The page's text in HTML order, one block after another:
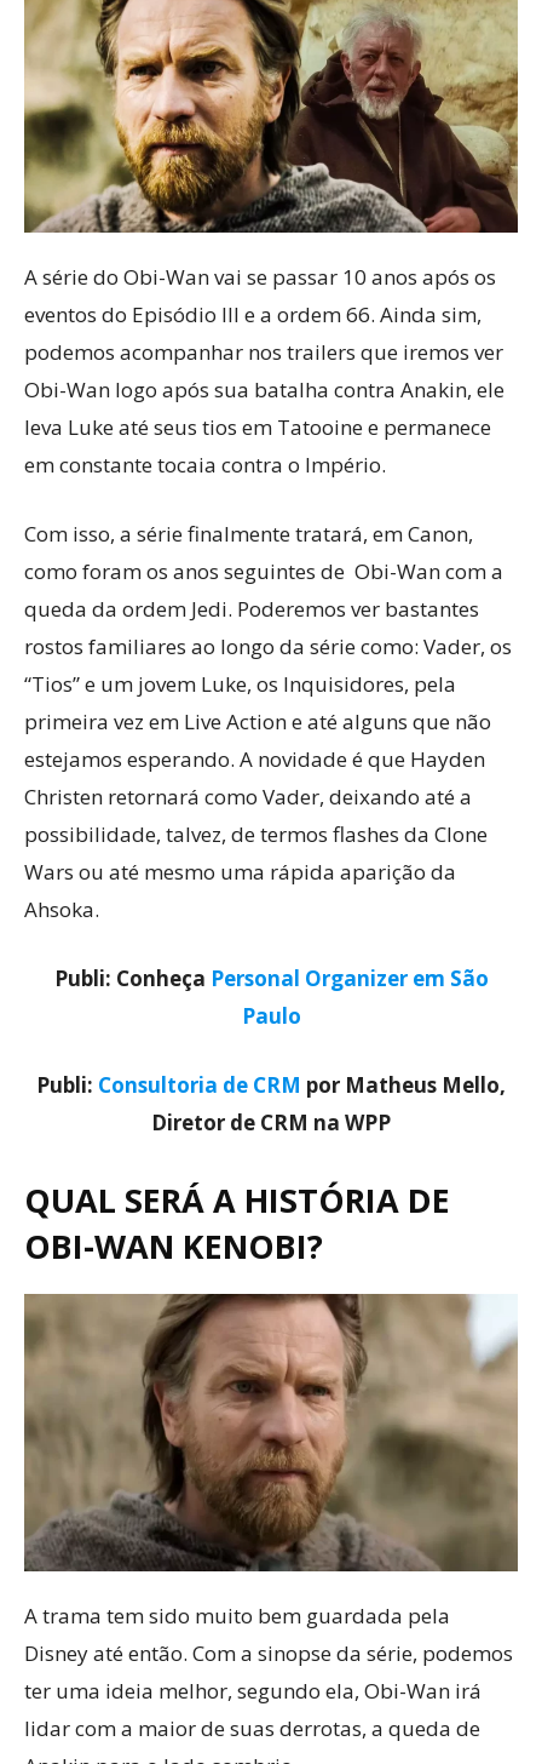
A série do Obi-Wan vai se passar 10 anos após os
eventos do Episódio III e a ordem 66. Ainda sim,
podemos acompanhar nos trailers que iremos ver
Obi-Wan logo após sua batalha contra Anakin, ele
leva Luke até seus tios em Tatooine e permanece
em constante tocaia contra o Império.
Com isso, a série finalmente tratará, em Canon,
como foram os anos seguintes de Obi-Wan com a
queda da ordem Jedi. Poderemos ver bastantes
rostos familiares ao longo da série como: Vader, os
“Tios” e um jovem Luke, os Inquisidores, pela
primeira vez em Live Action e até alguns que não
estejamos esperando. A novidade é que Hayden
Christen retornará como Vader, deixando até a
possibilidade, talvez, de termos flashes da Clone
Wars ou até mesmo uma rápida aparição da
Ahsoka.
Publi: Conheça Personal Organizer em São
Paulo
Publi: Consultoria de CRM por Matheus Mello,
Diretor de CRM na WPP
QUAL SERÁ A HISTÓRIA DE
OBI-WAN KENOBI?
A trama tem sido muito bem guardada pela
Disney até então. Com a sinopse da série, podemos
ter uma ideia melhor, segundo ela, Obi-Wan irá
lidar com a maior de suas derrotas, a queda de